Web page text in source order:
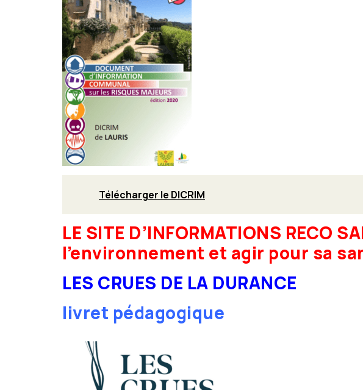
Télécharger le DICRIM
LE SITE D’INFORMATIONS RECO
l’environnement et agir pour sa
LES CRUES DE LA DURANCE
livret pédagogique